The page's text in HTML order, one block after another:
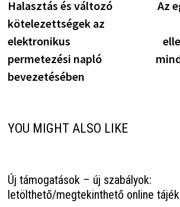
navigációpost:
Halasztás és változó
kötelezettségek az
elektronikus
permetezési napló
bevezetésében
Az
YOU MIGHT ALSO LIKE
Új támogatások – új szabályok:
letölthető/megtekinthető online